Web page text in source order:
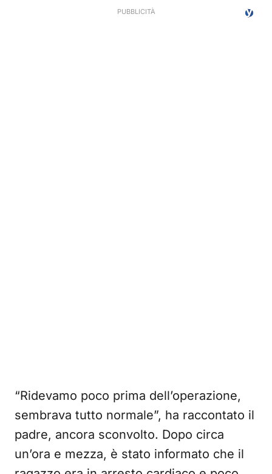
“Ridevamo poco prima dell’operazione,
sembrava tutto normale”, ha raccontato il
padre, ancora sconvolto. Dopo circa
un’ora e mezza, è stato informato che il